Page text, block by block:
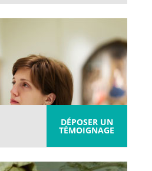
DÉPOSER UN
TÉMOIGNAGE